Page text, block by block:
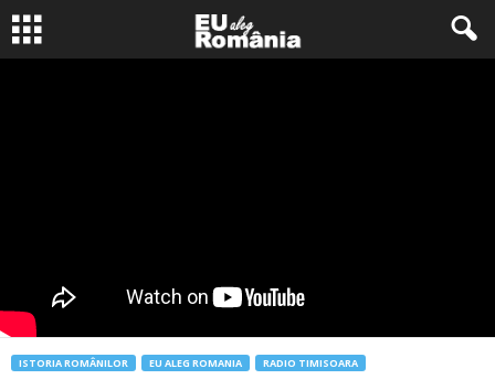
ISTORIA ROMÂNILOR EU ALEG ROMANIA RADIO TIMISOARA